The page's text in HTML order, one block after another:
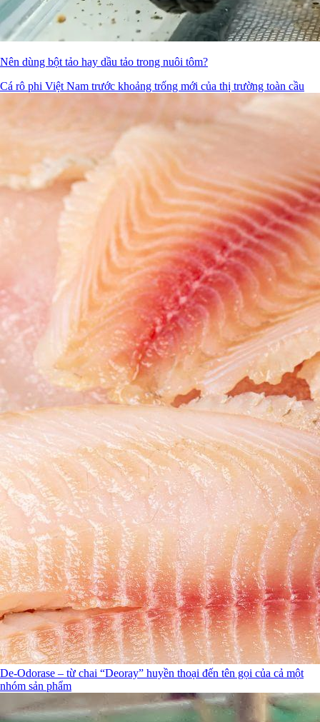
Nên dùng bột tảo hay dầu tảo trong nuôi tôm?
Cá rô phi Việt Nam trước khoảng trống mới của thị trường toàn cầu
De-Odorase – từ chai “Deoray” huyền thoại đến tên gọi của cả một
nhóm sản phẩm